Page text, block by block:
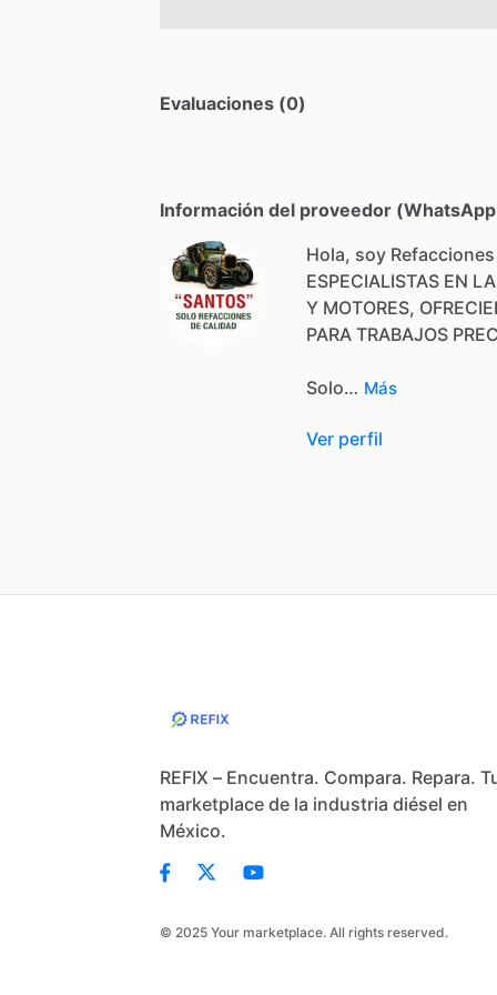
Evaluaciones (0)
Información del proveedor
Hola, soy
ESPECIALISTAS EN LA
Y MOTORES,
PARA TRABAJOS
Solo… Más
Ver perfil
REFIX – Encuentra. Compara. Repara.
marketplace de la industria diésel en
México.
© 2025 Your marketplace. All rights reserved.